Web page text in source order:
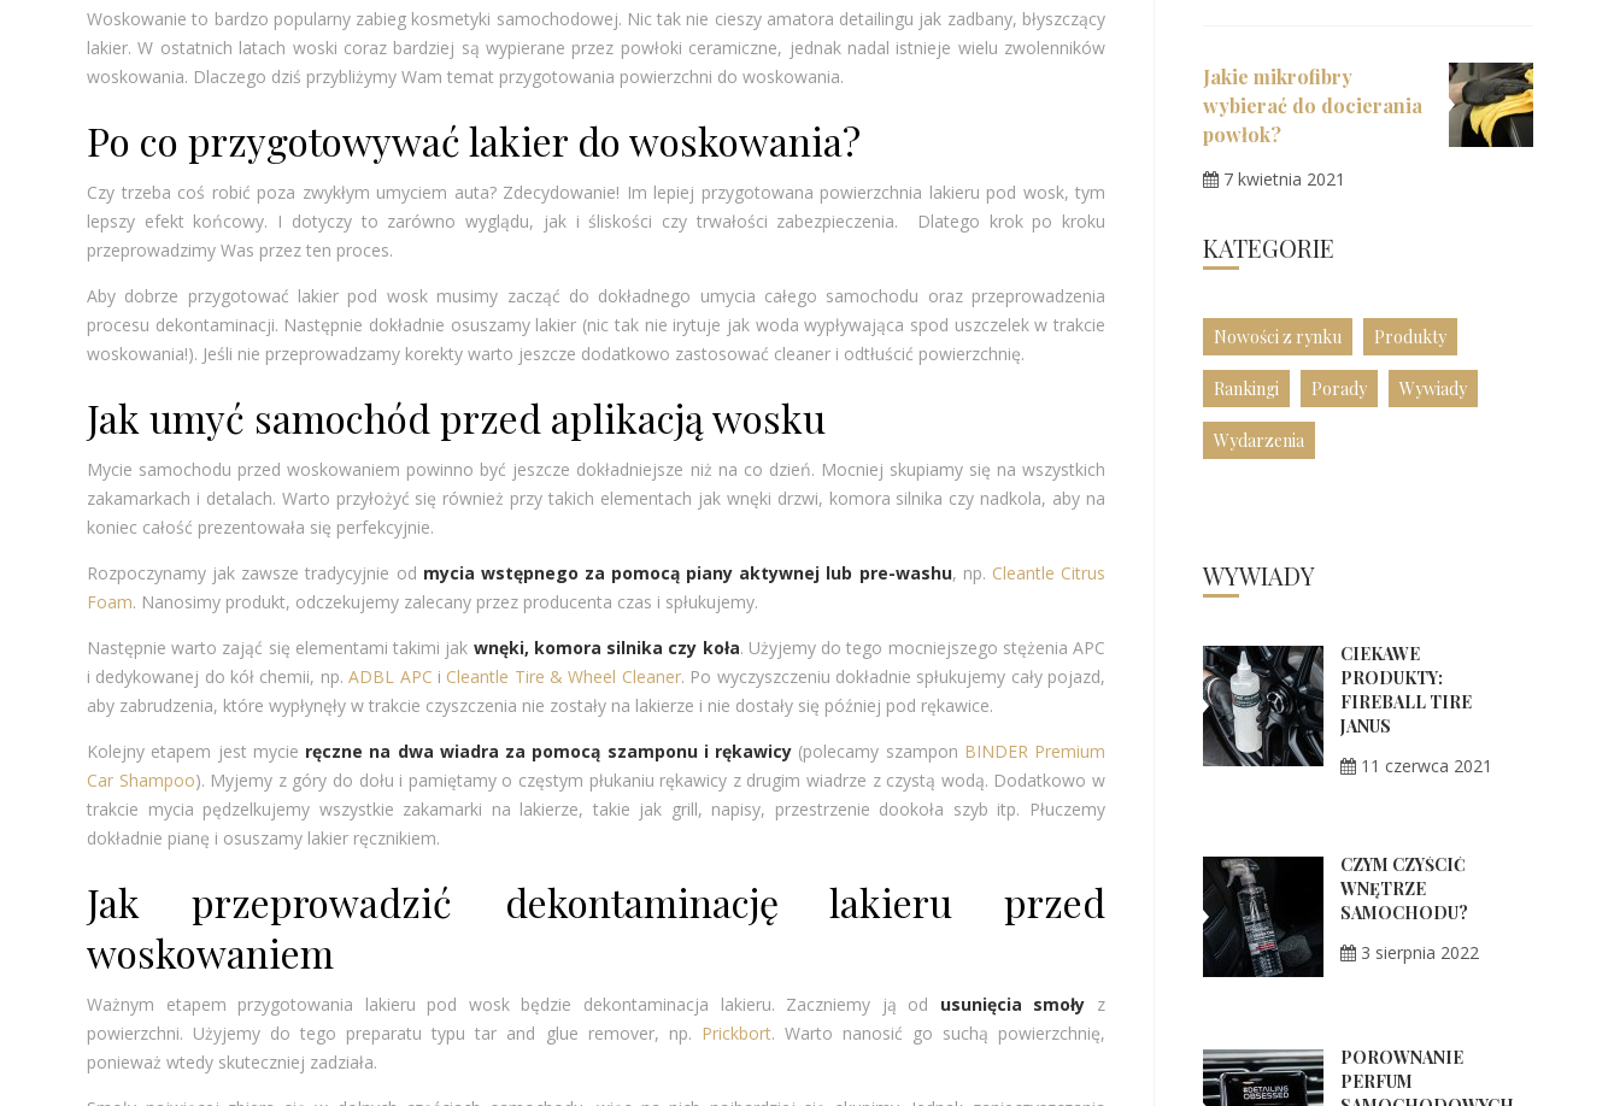
Woskowanie to bardzo popularny zabieg kosmetyki samochodowej. Nic tak nie cieszy amatora detailingu jak zadbany, błyszczący
lakier. W ostatnich latach woski coraz bardziej są wypierane przez powłoki ceramiczne, jednak nadal istnieje wielu zwolenników
woskowania. Dlaczego dziś przybliżymy Wam temat przygotowania powierzchni do woskowania.
Po co przygotowywać lakier do woskowania?
Czy trzeba coś robić poza zwykłym umyciem auta? Zdecydowanie! Im lepiej przygotowana powierzchnia lakieru pod wosk, tym
lepszy efekt końcowy. I dotyczy to zarówno wyglądu, jak i śliskości czy trwałości zabezpieczenia. Dlatego krok po kroku
przeprowadzimy Was przez ten proces.
Aby dobrze przygotować lakier pod wosk musimy zacząć do dokładnego umycia całego samochodu oraz przeprowadzenia
procesu dekontaminacji. Następnie dokładnie osuszamy lakier (nic tak nie irytuje jak woda wypływająca spod uszczelek w trakcie
woskowania!). Jeśli nie przeprowadzamy korekty warto jeszcze dodatkowo zastosować cleaner i odtłuścić powierzchnię.
Jak umyć samochód przed aplikacją wosku
Mycie samochodu przed woskowaniem powinno być jeszcze dokładniejsze niż na co dzień. Mocniej skupiamy się na wszystkich
zakamarkach i detalach. Warto przyłożyć się również przy takich elementach jak wnęki drzwi, komora silnika czy nadkola, aby na
koniec całość prezentowała się perfekcyjnie.
Rozpoczynamy jak zawsze tradycyjnie od mycia wstępnego za pomocą piany aktywnej lub pre-washu, np. Cleantle Citrus
Foam. Nanosimy produkt, odczekujemy zalecany przez producenta czas i spłukujemy.
Następnie warto zająć się elementami takimi jak wnęki, komora silnika czy koła. Użyjemy do tego mocniejszego stężenia APC
i dedykowanej do kół chemii, np.ADBL APC i Cleantle Tire & Wheel Cleaner. Po wyczyszczeniu dokładnie spłukujemy cały pojazd,
aby zabrudzenia, które wypłynęły w trakcie czyszczenia nie zostały na lakierze i nie dostały się później pod rękawice.
Kolejny etapem jest mycie ręczne na dwa wiadra za pomocą szamponu i rękawicy (polecamy szampon BINDER Premium
Car Shampoo). Myjemy z góry do dołu i pamiętamy o częstym płukaniu rękawicy z drugim wiadrze z czystą wodą. Dodatkowo w
trakcie mycia pędzelkujemy wszystkie zakamarki na lakierze, takie jak grill, napisy, przestrzenie dookoła szyb itp. Płuczemy
dokładnie pianę i osuszamy lakier ręcznikiem.
Jak przeprowadzić dekontaminację lakieru przed
woskowaniem
Ważnym etapem przygotowania lakieru pod wosk będzie dekontaminacja lakieru. Zaczniemy ją od usunięcia smoły z
powierzchni. Użyjemy do tego preparatu typu tar and glue remover, np. Prickbort. Warto nanosić go suchą powierzchnię,
ponieważ wtedy skuteczniej zadziała.
Jakie mikrofibry
wybierać do docierania
powłok?
7 kwietnia 2021
KATEGORIE
Nowości z rynku Produkty
Rankingi Porady Wywiady
Wydarzenia
WYWIADY
CIEKAWE
PRODUKTY:
FIREBALL TIRE
JANUS
11 czerwca 2021
CZYM CZYŚCIĆ
WNĘTRZE
SAMOCHODU?
3 sierpnia 2022
PORÓWNANIE
PERFUM